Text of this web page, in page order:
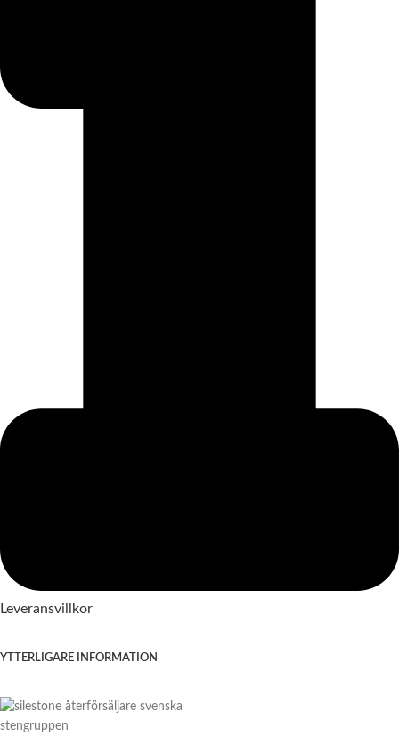
Leveransvillkor
YTTERLIGARE INFORMATION